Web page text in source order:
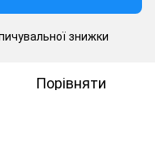
знижки
Порівняти